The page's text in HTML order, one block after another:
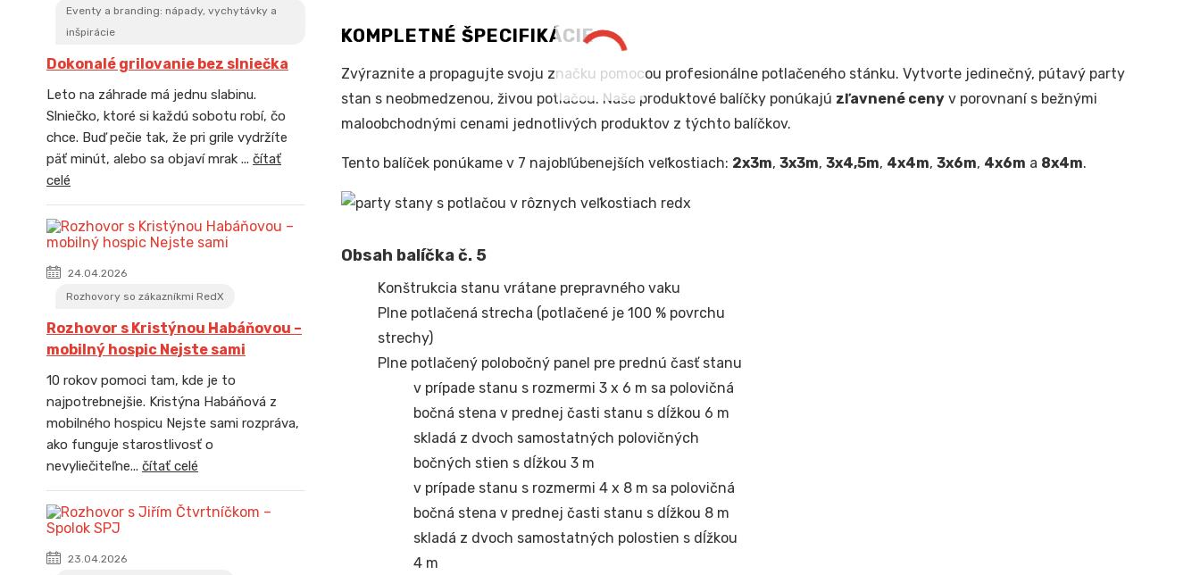
Eventy a branding: nápady, vychytávky a
inšpirácie
Dokonalé grilovanie bez slniečka
Leto na záhrade má jednu slabinu.
Slniečko, ktoré si každú sobotu robí, čo
chce. Buď pečie tak, že pri grile vydržíte
päť minút, alebo sa objaví mrak ... čítať
celé
24.04.2026
Rozhovory so zákazníkmi RedX
Rozhovor s Kristýnou Habáňovou –
mobilný hospic Nejste sami
10 rokov pomoci tam, kde je to
najpotrebnejšie. Kristýna Habáňová z
mobilného hospicu Nejste sami rozpráva,
ako funguje starostlivosť o
nevyliečiteľne... čítať celé
23.04.2026
KOMPLETNÉ ŠPECIFIKÁCIE
Zvýraznite a propagujte svoju značku pomocou profesionálne potlačeného stánku. Vytvorte jedinečný, pútavý party
stan s neobmedzenou, živou potlačou. Naše produktové balíčky ponúkajú zľavnené cenyv porovnaní s bežnými
maloobchodnými cenami jednotlivých produktov z týchto balíčkov.
Tento balíček ponúkame v 7 najobľúbenejších veľkostiach: 2x3m, 3x3m, 3x4,5m, 4x4m, 3x6m, 4x6m a 8x4m.
Obsah balíčka č. 5
Konštrukcia stanu vrátane prepravného vaku
Plne potlačená strecha (potlačené je 100 % povrchu
strechy)
Plne potlačený polobočný panel pre prednú časť stanu
v prípade stanu s rozmermi 3 x 6 m sa polovičná
bočná stena v prednej časti stanu s dĺžkou 6 m
skladá z dvoch samostatných polovičných
bočných stien s dĺžkou 3 m
v prípade stanu s rozmermi 4 x 8 m sa polovičná
bočná stena v prednej časti stanu s dĺžkou 8 m
skladá z dvoch samostatných polostien s dĺžkou
4 m